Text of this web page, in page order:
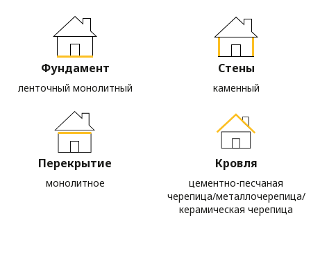
Фундамент
ленточный монолитный
Стены
каменный
Перекрытие
монолитное
Кровля
цементно-песчаная
черепица/металлочерепица/
керамическая черепица